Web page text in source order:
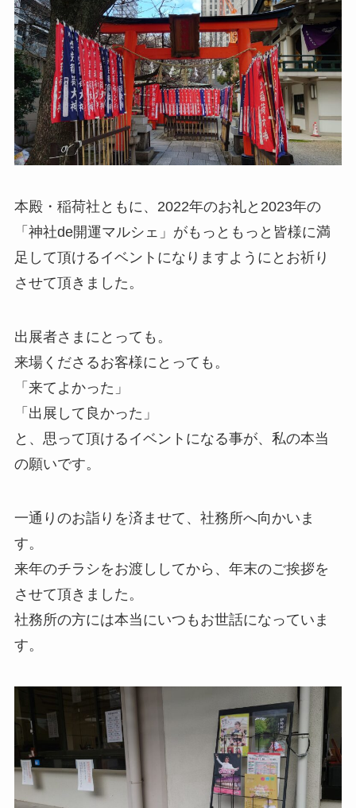
本殿・稲荷社ともに、2022年のお礼と2023年の
「神社de開運マルシェ」がもっともっと皆様に満
足して頂けるイベントになりますようにとお祈り
させて頂きました。
出展者さまにとっても。
来場くださるお客様にとっても。
「来てよかった」
「出展して良かった」
と、思って頂けるイベントになる事が、私の本当
の願いです。
一通りのお詣りを済ませて、社務所へ向かいま
す。
来年のチラシをお渡ししてから、年末のご挨拶を
させて頂きました。
社務所の方には本当にいつもお世話になっていま
す。